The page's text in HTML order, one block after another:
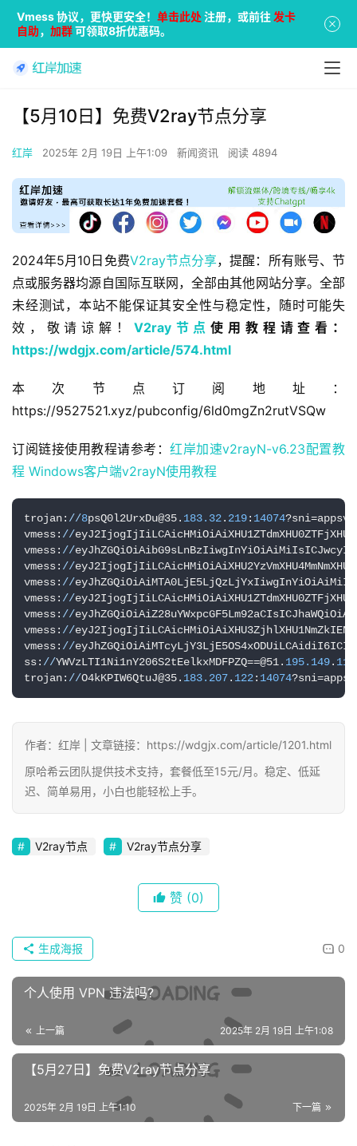
【5月10日】免费V2ray节点分享
红岸 2025年 2月 19日 上午1:09 新闻资讯 阅读 4894
2024年5月10日免费V2ray节点分享，提醒：所有账号、节
点或服务器均源自国际互联网，全部由其他网站分享。全部
未经测试，本站不能保证其安全性与稳定性，随时可能失
效，敬请谅解！ V2ray节点使用教程请查看：
https://wdgjx.com/article/574.html
本次节点订阅地址：
https://9527521.xyz/pubconfig/6ld0mgZn2rutVSQw
订阅链接使用教程请参考：红岸加速v2rayN-v6.23配置教
程 Windows客户端v2rayN使用教程
trojan: //8psQ0l2UrxDu@35. 183.32. 219: 14074
vmess: //
vmess: //
vmess: //
vmess: //
vmess: //
vmess: //
vmess: //
vmess: //
ss: //YWVzLTI1Ni1nY206S2tEelkxMDFPZQ==@51. 195.149. 115
trojan: //O4kKPIW6QtuJ@35. 183.207. 122: 14074
作者：红岸 | 文章链接：https://wdgjx.com/article/1201.html
原哈希云团队提供技术支持，套餐低至15元/月。稳定、低延
迟、简单易用，小白也能轻松上手。
V2ray节点 V2ray节点分享
赞 (0)
0
生成海报
个人使用 VPN 违法吗?
上一篇 2025年 2月 19日 上午1:08
【5月27日】免费V2ray节点分享
下一篇
2025年 2月 19日 上午1:10
Vmess 协议，更快更安全！ 单击此处注册，或前往 发卡
自助， 加群可领取8折优惠码。